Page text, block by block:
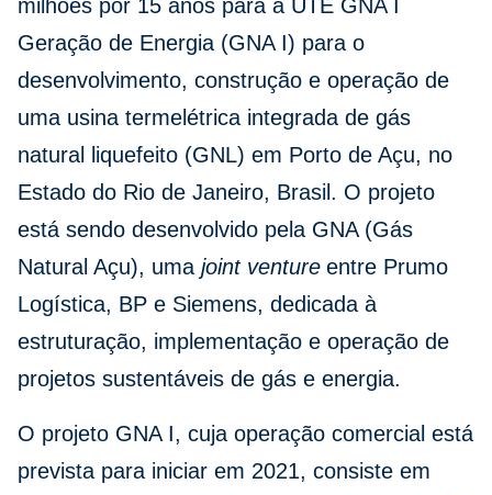
milhões por 15 anos para a UTE GNA I
Geração de Energia (GNA I) para o
desenvolvimento, construção e operação de
uma usina termelétrica integrada de gás
natural liquefeito (GNL) em Porto de Açu, no
Estado do Rio de Janeiro, Brasil. O projeto
está sendo desenvolvido pela GNA (Gás
Natural Açu), uma joint venture entre Prumo
Logística, BP e Siemens, dedicada à
estruturação, implementação e operação de
projetos sustentáveis de gás e energia.
O projeto GNA I, cuja operação comercial está
prevista para iniciar em 2021, consiste em